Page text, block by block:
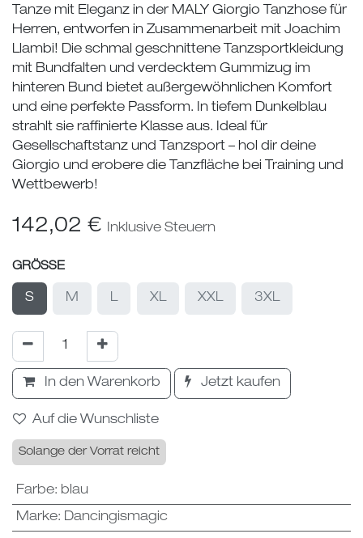
Tanze mit Eleganz in der MALY Giorgio Tanzhose für
Herren, entworfen in Zusammenarbeit mit Joachim
Llambi! Die schmal geschnittene Tanzsportkleidung
mit Bundfalten und verdecktem Gummizug im
hinteren Bund bietet außergewöhnlichen Komfort
und eine perfekte Passform. In tiefem Dunkelblau
strahlt sie raffinierte Klasse aus. Ideal für
Gesellschaftstanz und Tanzsport – hol dir deine
Giorgio und erobere die Tanzfläche bei Training und
Wettbewerb!
142,02 € Inklusive Steuern
GRÖSSE
S M L XL XXL 3XL
In den Warenkorb Jetzt kaufen
Auf die Wunschliste
Solange der Vorrat reicht
Farbe: blau
Marke: Dancingismagic